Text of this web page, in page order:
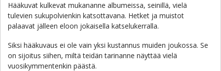
Hääkuvat kulkevat mukananne albumeissa, seinillä, vielä
tulevien sukupolvienkin katsottavana. Hetket ja muistot
palaavat jälleen eloon jokaisella katselukerralla.
Siksi hääkuvaus ei ole vain yksi kustannus muiden joukossa. Se
on sijoitus siihen, miltä teidän tarinanne näyttää vielä
vuosikymmentenkin päästä.